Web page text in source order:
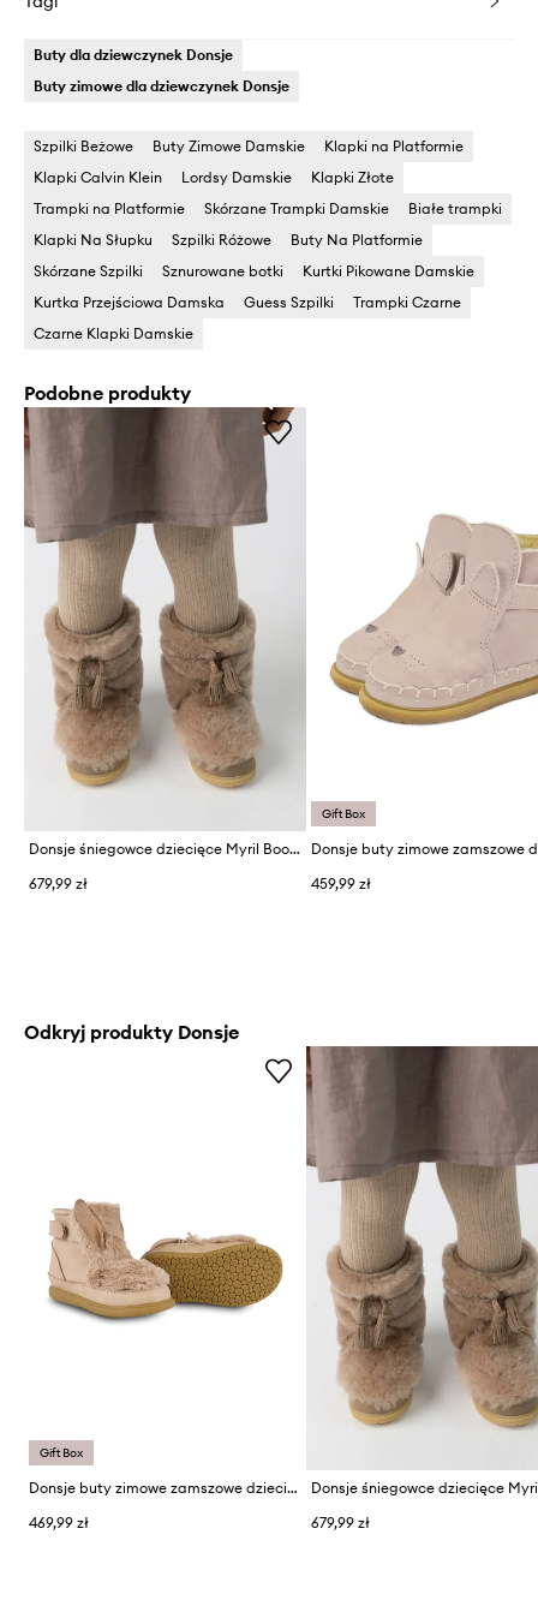
Buty dla dziewczynek Donsje
Buty zimowe dla dziewczynek Donsje
Szpilki Beżowe Buty Zimowe Damskie
Klapki na Platformie
Klapki Calvin Klein
Lordsy Damskie
Klapki Złote
Trampki na Platformie
Skórzane Trampki Damskie
Białe trampki
Klapki Na Słupku
Szpilki Różowe
Buty Na Platformie
Skórzane Szpilki
Sznurowane botki
Kurtki Pikowane Damskie
Kurtka Przejściowa Damska
Guess Szpilki
Trampki Czarne
Czarne Klapki Damskie
Podobne produkty
Donsje śniegowce dziecięce Myril Boots
679,99 zł
Gift Box
459,99 zł
Odkryj produkty Donsje
Gift Box
Donsje buty zimowe zamszowe dziecięce Roumi Shoes Fluffy Bunny
469,99 zł
679,99 zł